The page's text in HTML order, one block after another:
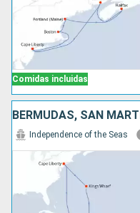
Comidas incluidas
Independence of the Seas